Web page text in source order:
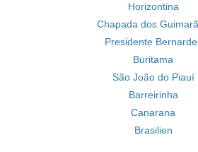
Horizontina
Chapada dos
Presidente
Buritama
São João do Piauí
Barreirinha
Canarana
Brasilien